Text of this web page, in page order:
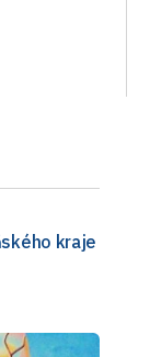
kraje